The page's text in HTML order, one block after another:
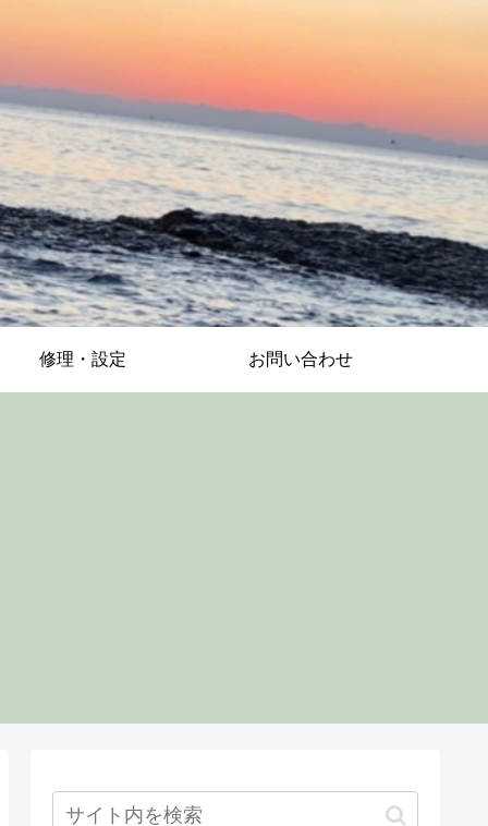
修理・設定 お問い合わせ